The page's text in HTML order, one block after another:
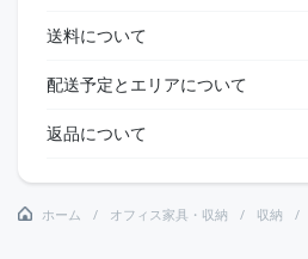
送料について
配送予定とエリアについて
返品について
ホーム オフィス家具・収納 収納